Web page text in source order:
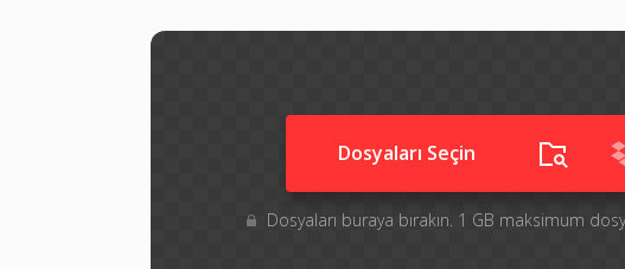
Dosyaları Seçin
Dosyaları buraya bırakın. 1 GB maksimum